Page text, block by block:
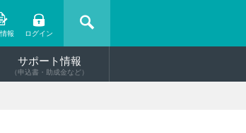
報 ログイン
サポート情報
（申込書・助成金など）